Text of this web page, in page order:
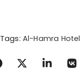
Tags:Al-Hamra Hotel